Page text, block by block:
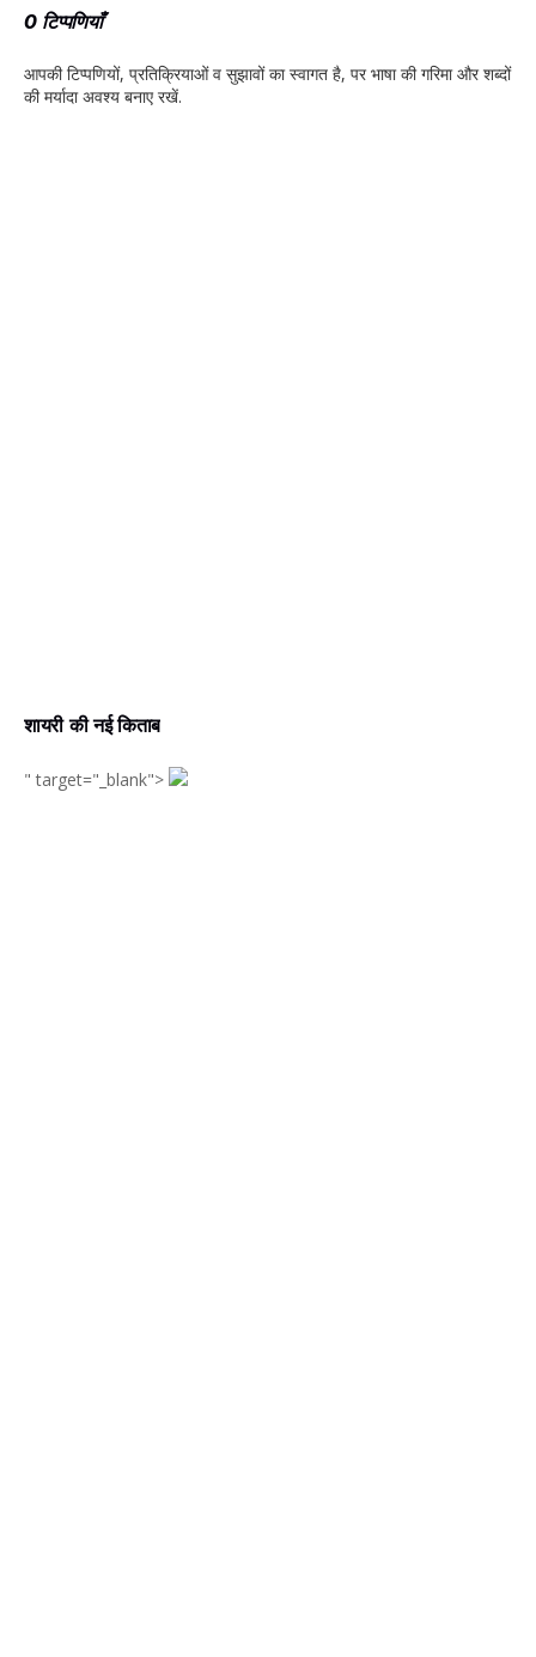
0 टिप्पणियाँ
आपकी टिप्‍पणियों, प्रतिक्रियाओं व सुझावों का स्‍वागत है, पर भाषा की गरिमा और शब्‍दों
की मर्यादा अवश्‍य बनाए रखें.
शायरी की नई किताब
" target="_blank">